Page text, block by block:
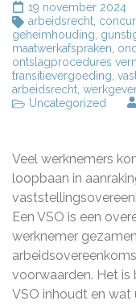
19 november 2024
arbeidsrecht
geheimhouding
maatwerkafspraken
ontslagprocedures
transitievergoeding
arbeidsrecht werkgever
Uncategorized
Veel werknemers
loopbaan in
Een VSO is een
werknemer
voorwaarden. Het is
VSO inhoudt en wat